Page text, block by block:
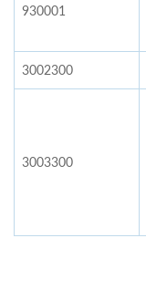
930001
3002300
3003300